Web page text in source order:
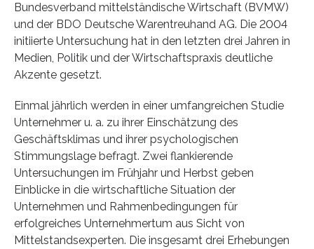
Bundesverband mittelständische Wirtschaft (BVMW)
und der BDO Deutsche Warentreuhand AG. Die 2004
initiierte Untersuchung hat in den letzten drei Jahren in
Medien, Politik und der Wirtschaftspraxis deutliche
Akzente gesetzt.
Einmal jährlich werden in einer umfangreichen Studie
Unternehmer u. a. zu ihrer Einschätzung des
Geschäftsklimas und ihrer psychologischen
Stimmungslage befragt. Zwei flankierende
Untersuchungen im Frühjahr und Herbst geben
Einblicke in die wirtschaftliche Situation der
Unternehmen und Rahmenbedingungen für
erfolgreiches Unternehmertum aus Sicht von
Mittelstandsexperten. Die insgesamt drei Erhebungen